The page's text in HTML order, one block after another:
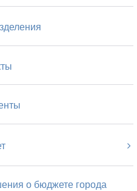
о бюджете города